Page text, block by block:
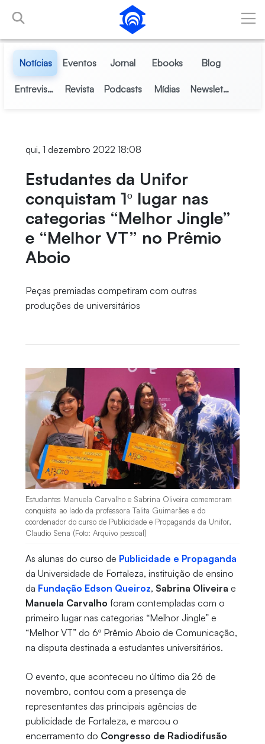
Pular para o Conteúdo principal
Notícias Eventos Jornal Ebooks Blog
Entrevistas Revista Podcasts Mídias Newsletter
qui, 1 dezembro 2022 18:08
Estudantes da Unifor
conquistam 1º lugar nas
categorias “Melhor Jingle”
e “Melhor VT” no Prêmio
Aboio
Peças premiadas competiram com outras
produções de universitários
Estudantes Manuela Carvalho e Sabrina Oliveira comemoram
conquista ao lado da professora Talita Guimarães e do
coordenador do curso de Publicidade e Propaganda da Unifor,
Claudio Sena (Foto: Arquivo pessoal)
As alunas do curso de Publicidade e Propaganda
da Universidade de Fortaleza, instituição de ensino
da Fundação Edson Queiroz, Sabrina Oliveira e
Manuela Carvalho foram contempladas com o
primeiro lugar nas categorias “Melhor Jingle” e
“Melhor VT” do 6º Prêmio Aboio de Comunicação,
na disputa destinada a estudantes universitários.
O evento, que aconteceu no último dia 26 de
novembro, contou com a presença de
representantes das principais agências de
publicidade de Fortaleza, e marcou o
encerramento do Congresso de Radiodifusão